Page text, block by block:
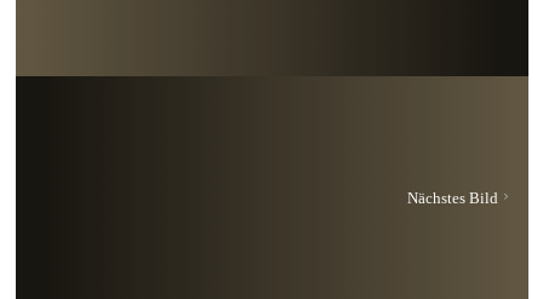
Nächstes Bild